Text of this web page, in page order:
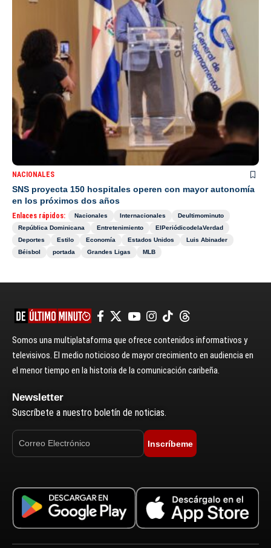
NACIONALES
SNS proyecta 150 hospitales operen con mayor autonomía
en los próximos dos años
Enlaces rápidos: Nacionales Internacionales
Deultimominuto
República Dominicana
Entretenimiento
ElPeriódicodelaVerdad
Deportes
Estilo Economía Estados Unidos
Luis Abinader
Béisbol
portada Grandes Ligas MLB
Somos una multiplataforma que ofrece contenidos informativos y
televisivos. El medio noticioso de mayor crecimiento en audiencia en
el menor tiempo en la historia de la comunicación caribeña.
Newsletter
Suscríbete a nuestro boletín de noticias.
Inscríbeme